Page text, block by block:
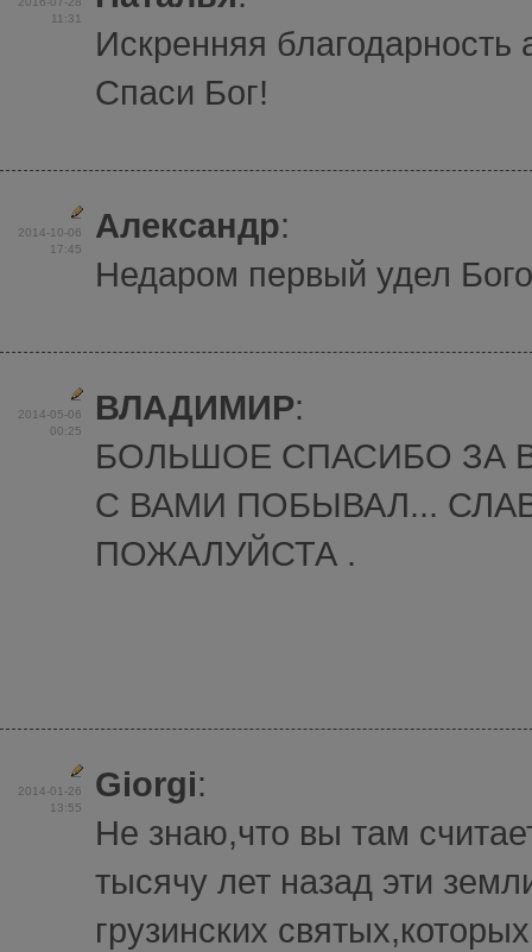
11:31
Искренняя благодарность
Спаси Бог!
2014-10-06
17:45
Александр:
Недаром первый удел
2014-05-06
00:25
ВЛАДИМИР:
БОЛЬШОЕ СПАСИБО ЗА
С ВАМИ ПОБЫВАЛ...
ПОЖАЛУЙСТА .
2014-01-26
13:55
Giorgi:
Не знаю,что вы там
тысячу лет назад эти
грузинских